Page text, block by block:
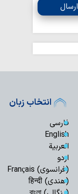
ارسال
انتخاب زبان
فارسی
English
العربیة
اردو
(فرانسوی) Français
(هندی) हिन्दी